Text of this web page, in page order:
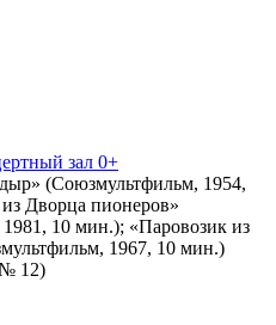
зал 0+
(Союзмультфильм, 1954,
Дворца пионеров»
10 мин.); «Паровозик из
1967, 10 мин.)
№ 12)